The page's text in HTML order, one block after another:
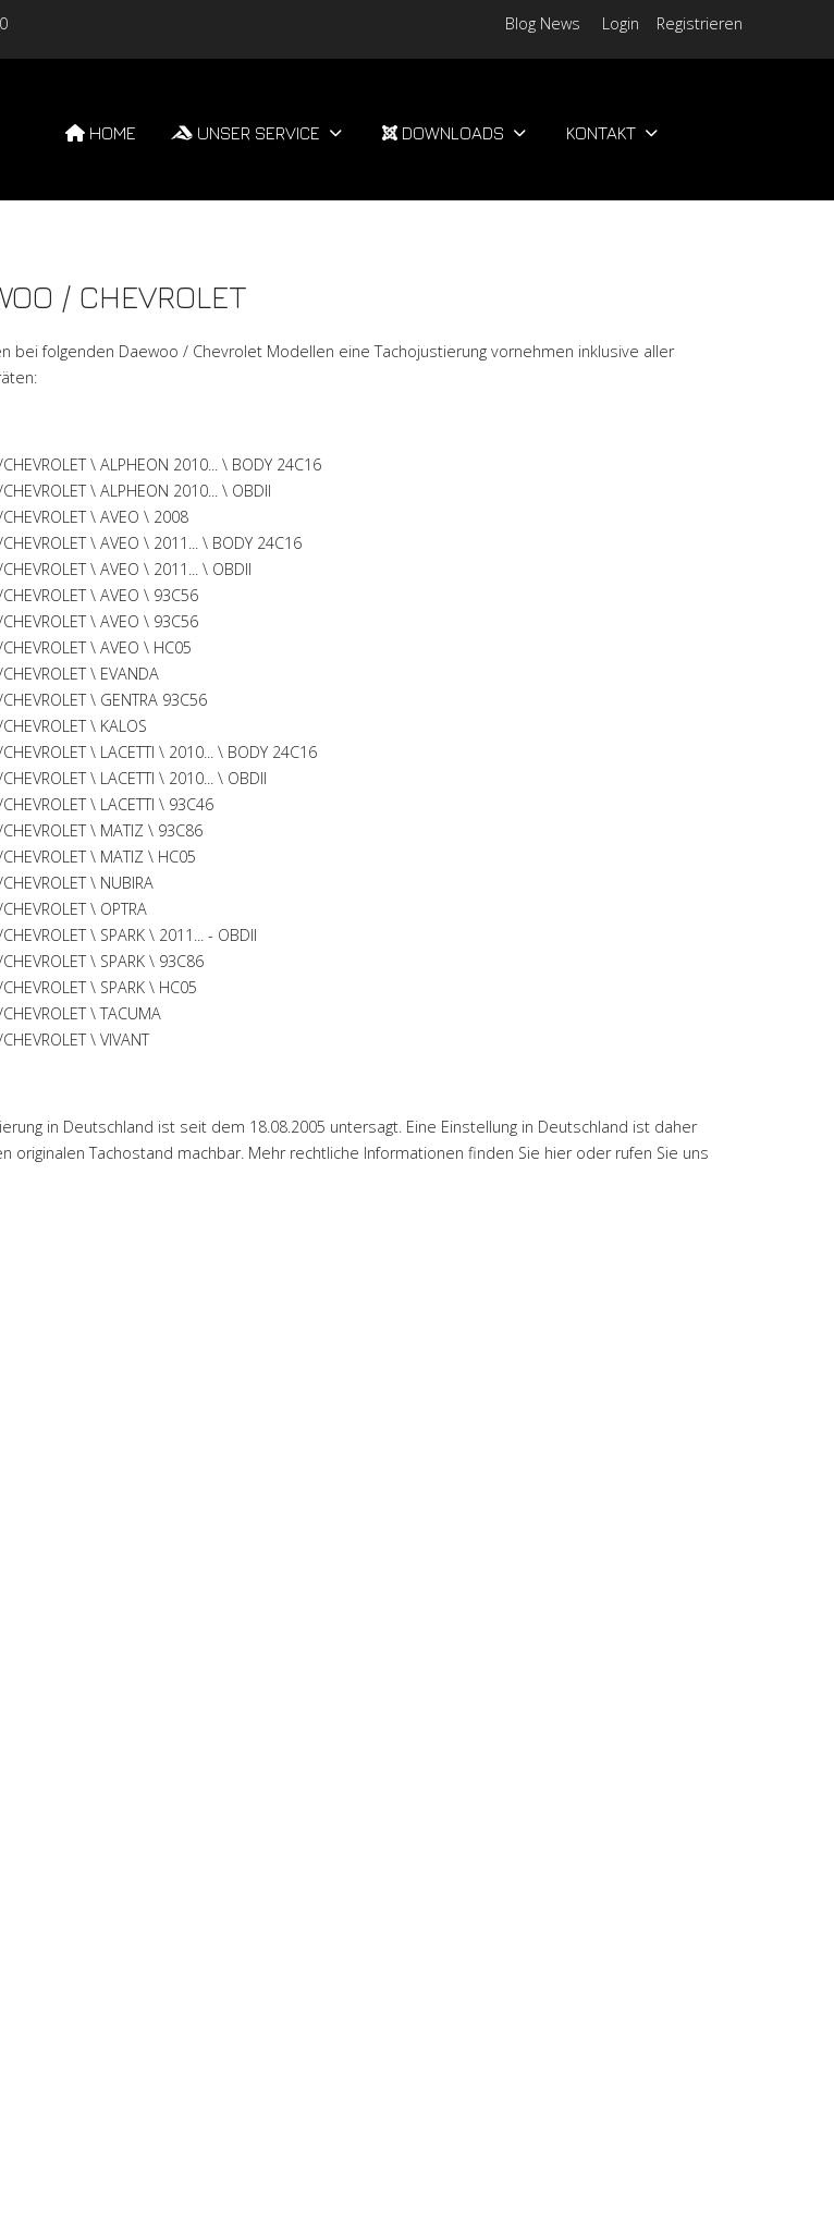
Blog News Login Registrieren
HOME UNSER SERVICE DOWNLOADS KONTAKT
/ CHEVROLET
bei folgenden Daewoo / Chevrolet Modellen eine Tachojustierung vornehmen inklusive aller
\ ALPHEON 2010... \ BODY 24C16
\ ALPHEON 2010... \ OBDII
\ AVEO \ 2008
\ AVEO \ 2011... \ BODY 24C16
\ AVEO \ 2011... \ OBDII
\ AVEO \ 93C56
\ AVEO \ 93C56
\ AVEO \ HC05
\ EVANDA
\ GENTRA 93C56
\ KALOS
\ LACETTI \ 2010... \ BODY 24C16
\ LACETTI \ 2010... \ OBDII
\ LACETTI \ 93C46
\ MATIZ \ 93C86
\ MATIZ \ HC05
\ NUBIRA
\ OPTRA
\ SPARK \ 2011... - OBDII
\ SPARK \ 93C86
\ SPARK \ HC05
\ TACUMA
\ VIVANT
in Deutschland ist seit dem 18.08.2005 untersagt. Eine Einstellung in Deutschland ist daher
originalen Tachostand machbar. Mehr rechtliche Informationen finden Sie hier oder rufen Sie uns